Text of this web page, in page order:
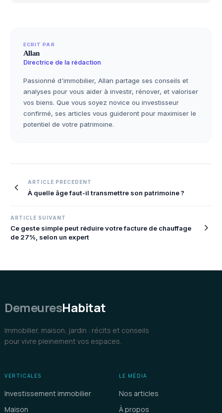
ECRIT PAR
Allan
Directrice de la rédaction
Passionné d'immobilier, Allan partage ses conseils et
analyses pour vous aider à investir, rénover, et valoriser
vos biens. Que vous soyez novice ou investisseur
confirmé, ses articles vous guideront pour maximiser le
potentiel de votre patrimoine.
Navigation
ARTICLE PRECEDENT
À quelle âge faut-il transmettre son patrimoine ?
ARTICLE SUIVANT
Ce geste simple peut réduire votre facture de chauffage
de 27%, selon un expert
DemeuresHabitat
Immobilier, maison, jardin : récits et conseils
pour vivre pleinement vos espaces.
VERTICALES
Investissement immobilier
Maison
LE MÉDIA
Nos articles
À propos